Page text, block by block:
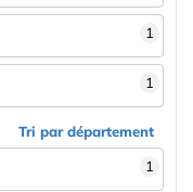
1
1
Tri par département
1